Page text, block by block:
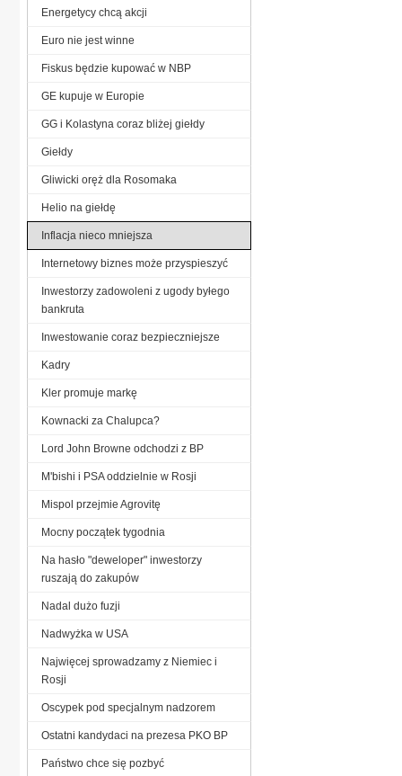
Energetycy chcą akcji
Euro nie jest winne
Fiskus będzie kupować w NBP
GE kupuje w Europie
GG i Kolastyna coraz bliżej giełdy
Giełdy
Gliwicki oręż dla Rosomaka
Helio na giełdę
Inflacja nieco mniejsza
Internetowy biznes może przyspieszyć
Inwestorzy zadowoleni z ugody byłego
bankruta
Inwestowanie coraz bezpieczniejsze
Kadry
Kler promuje markę
Kownacki za Chalupca?
Lord John Browne odchodzi z BP
M'bishi i PSA oddzielnie w Rosji
Mispol przejmie Agrovitę
Mocny początek tygodnia
Na hasło "deweloper" inwestorzy
ruszają do zakupów
Nadal dużo fuzji
Nadwyżka w USA
Najwięcej sprowadzamy z Niemiec i
Rosji
Oscypek pod specjalnym nadzorem
Ostatni kandydaci na prezesa PKO BP
Państwo chce się pozbyć